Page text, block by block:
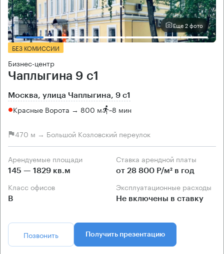
Еще 2 фото
БЕЗ КОМИССИИ
Бизнес-центр
Чаплыгина 9 с1
Москва, улица Чаплыгина, 9 с1
Красные Ворота → 800 м ~8 мин
470 м → Большой Козловский переулок
Арендуемые площади
145 — 1829 кв.м
Ставка арендной платы
от 28 800 Р/м² в год
Класс офисов
B
Эксплуатационные расходы
Не включены в ставку
Позвонить Получить презентацию